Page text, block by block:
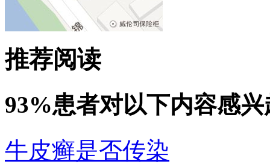
推荐阅读
93%患者对以下内容感兴
牛皮癣是否传染